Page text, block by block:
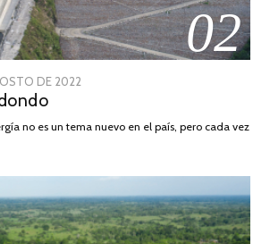
02
DE 2022
DE
no es un tema nuevo en el país, pero cada vez